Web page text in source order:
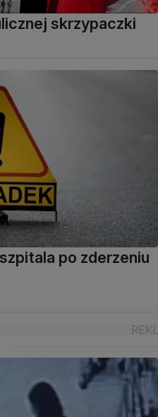
skrzypaczki
po zderzeniu